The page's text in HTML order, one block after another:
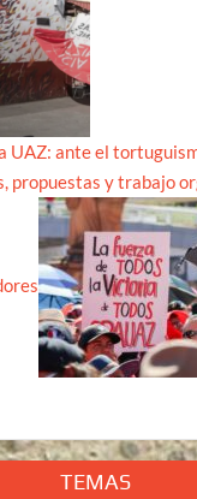
UAZ: ante el
propuestas y trabajo
TEMAS